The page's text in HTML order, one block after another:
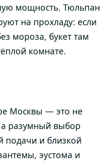
мощность.
на прохладу: если
мороза, букет там
комнате.
Москвы — это не
а разумный выбор
подачи и близкой
эустома и